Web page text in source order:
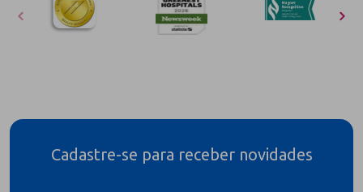
Cadastre-se para receber novidades